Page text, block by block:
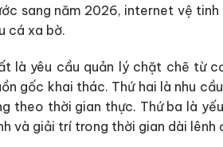
sang năm 2026, internet vệ
cá xa bờ.
là yêu cầu quản lý chặt chẽ từ
gốc khai thác. Thứ hai là nhu
theo thời gian thực. Thứ ba là
và giải trí trong thời gian dài lênh